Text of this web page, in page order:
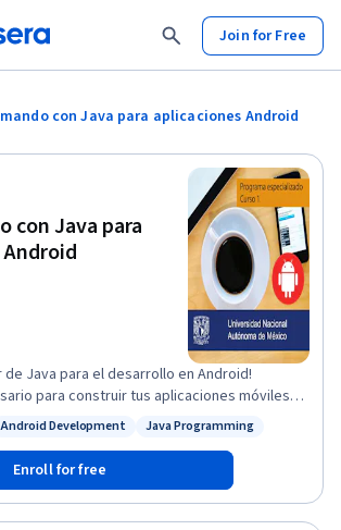
Join for Free
con Java para aplicaciones Android
con Java para
de Java para el desarrollo en Android!
para construir tus aplicaciones móviles
y práctica. A lo largo del curso,
orientada a objetos.
Status: Android Development
Android Development
Status: Java Programming
Java Programming
Enroll for free